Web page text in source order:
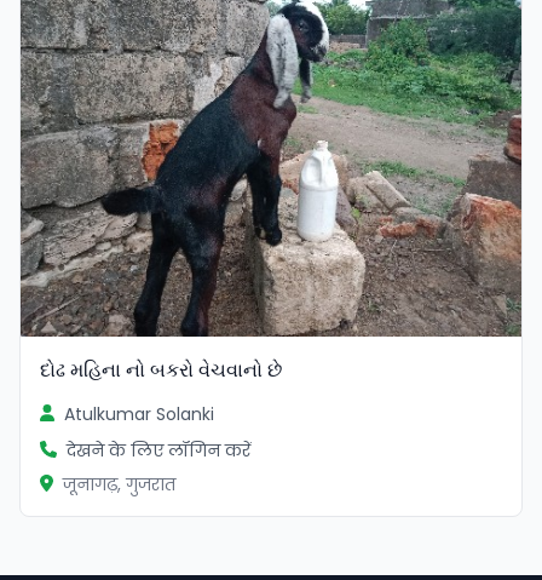
દોઢ મહિના નો બકરો વેચવાનો છે
Atulkumar Solanki
देखने के लिए लॉगिन करें
जूनागढ़, गुजरात